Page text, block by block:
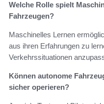
Welche Rolle spielt
Fahrzeugen?
Maschinelles Lernen
aus ihren Erfahrungen zu
Verkehrssituationen
Können autonome
sicher operieren?